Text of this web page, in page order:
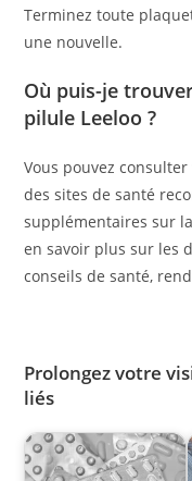
Terminez toute
une nouvelle.
Où puis-je
pilule Leeloo ?
Vous pouvez
des sites de santé
supplémentaires sur la
en savoir plus sur les
conseils de santé,
Prolongez votre
liés